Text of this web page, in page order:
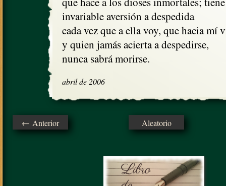
invariable aversión a despedida
cada vez que a ella voy, que hacia mí
y quien jamás acierta a despedirse,
nunca sabrá morirse.
abril de 2006
← Anterior Aleatorio